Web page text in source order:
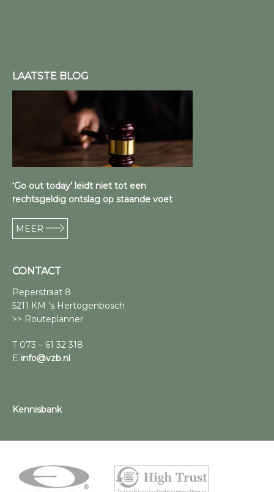
LAATSTE BLOG
‘Go out today’ leidt niet tot een
rechtsgeldig ontslag op staande voet
MEER
CONTACT
Peperstraat 8
5211 KM ’s Hertogenbosch
>> Routeplanner
T 073 – 61 32 318
E info@vzb.nl
Kennisbank